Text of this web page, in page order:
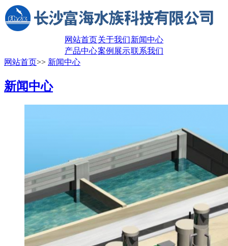
网站首页关于我们新闻中心
产品中心案例展示联系我们
网站首页>> 新闻中心
新闻中心